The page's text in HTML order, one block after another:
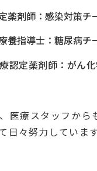
薬剤師：感染対策チ
養指導士：糖尿病チ
認定薬剤師：がん
医療スタッフから
日々努力しています